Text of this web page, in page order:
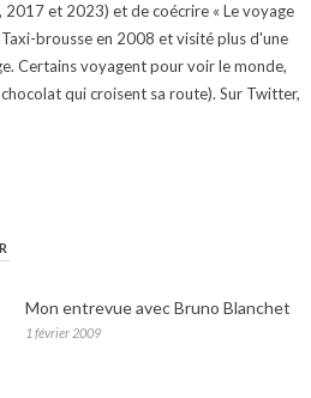
et 2023) et de coécrire « Le voyage
brousse en 2008 et visité plus d'une
Certains voyagent pour voir le monde,
qui croisent sa route). Sur Twitter,
Mon entrevue avec Bruno Blanchet
1 février 2009